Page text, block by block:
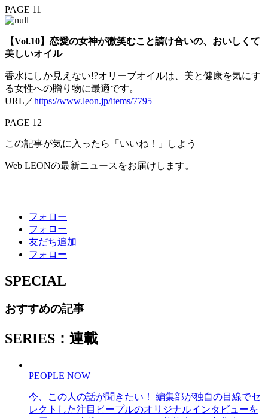
PAGE 11
【Vol.10】恋愛の女神が微笑むこと請け合いの、おいしくて
美しいオイル
香水にしか見えない!?オリーブオイルは、美と健康を気にす
る女性への贈り物に最適です。
URL／https://www.leon.jp/items/7795
PAGE 12
この記事が気に入ったら「いいね！」しよう
Web LEONの最新ニュースをお届けします。
フォロー
フォロー
友だち追加
フォロー
SPECIAL
おすすめの記事
SERIES：連載
PEOPLE NOW
今、この人の話が聞きたい！ 編集部が独自の目線でセ
レクトした注目ピープルのオリジナルインタビューを